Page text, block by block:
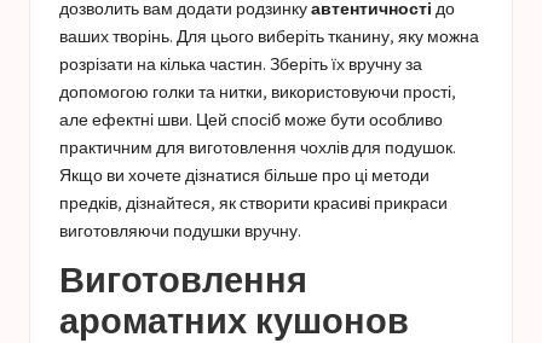
дозволить вам додати родзинкуавтентичності до
ваших творінь. Для цього виберіть тканину, яку можна
розрізати на кілька частин. Зберіть їх вручну за
допомогою голки та нитки, використовуючи прості,
але ефектні шви. Цей спосіб може бути особливо
практичним для виготовлення чохлів для подушок.
Якщо ви хочете дізнатися більше про ці методи
предків, дізнайтеся, якстворити красиві прикраси
виготовляючи подушки вручну.
Виготовлення
ароматних кушонов